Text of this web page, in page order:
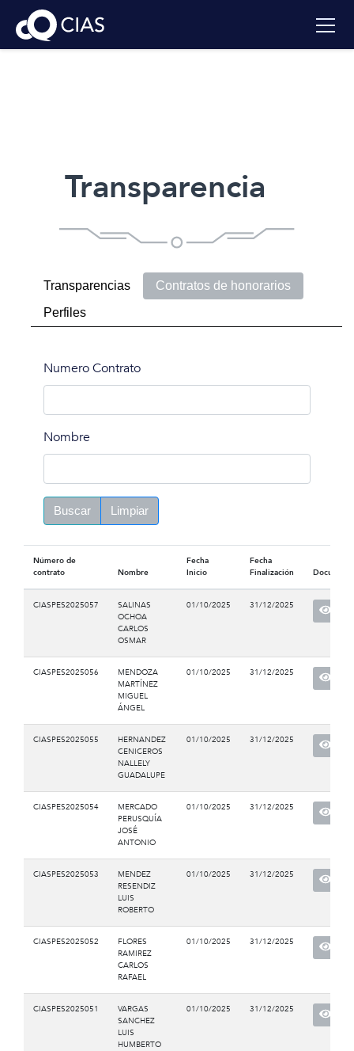
Transparencia
Transparencias
Contratos de honorarios
Perfiles
Numero Contrato
Nombre
Buscar Limpiar
Número de
contrato
Nombre
Fecha
Inicio
Fecha
Finalización
CIASPES2025057
SALINAS
OCHOA
CARLOS
OSMAR
01/10/2025 31/12/2025
CIASPES2025056
MENDOZA
MARTÍNEZ
MIGUEL
ÁNGEL
01/10/2025 31/12/2025
CIASPES2025055
HERNANDEZ
CENICEROS
NALLELY
GUADALUPE
01/10/2025 31/12/2025
CIASPES2025054
MERCADO
PERUSQUÍA
JOSÉ
ANTONIO
01/10/2025 31/12/2025
CIASPES2025053
MENDEZ
RESENDIZ
LUIS
ROBERTO
01/10/2025 31/12/2025
CIASPES2025052
FLORES
RAMIREZ
CARLOS
RAFAEL
01/10/2025 31/12/2025
CIASPES2025051
VARGAS
SANCHEZ
LUIS
HUMBERTO
01/10/2025 31/12/2025